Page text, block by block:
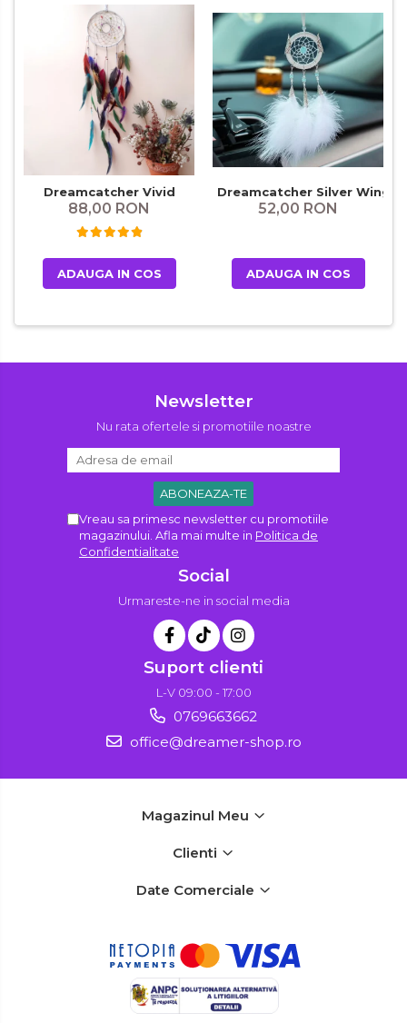
Dreamcatcher Vivid
88,00 RON
ADAUGA IN COS
Dreamcatcher Silver Wings
52,00 RON
ADAUGA IN COS
Newsletter
Nu rata ofertele si promotiile noastre
Vreau sa primesc newsletter cu promotiile
magazinului. Afla mai multe in Politica de
Confidentialitate
Social
Urmareste-ne in social media
Suport clienti
L-V 09:00 - 17:00
0769663662
office@dreamer-shop.ro
Magazinul Meu
Clienti
Date Comerciale